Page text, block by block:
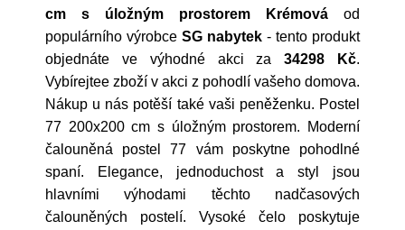
cm s úložným prostorem Krémová od
populárního výrobce SG nabytek - tento produkt
objednáte ve výhodné akci za34298 Kč.
Vybírejtee zboží v akci z pohodlí vašeho domova.
Nákup u nás potěší také vaši peněženku. Postel
77 200x200 cm s úložným prostorem. Moderní
čalouněná postel 77 vám poskytne pohodlné
spaní. Elegance, jednoduchost a styl jsou
hlavními výhodami těchto nadčasových
čalouněných postelí. Vysoké čelo poskytuje